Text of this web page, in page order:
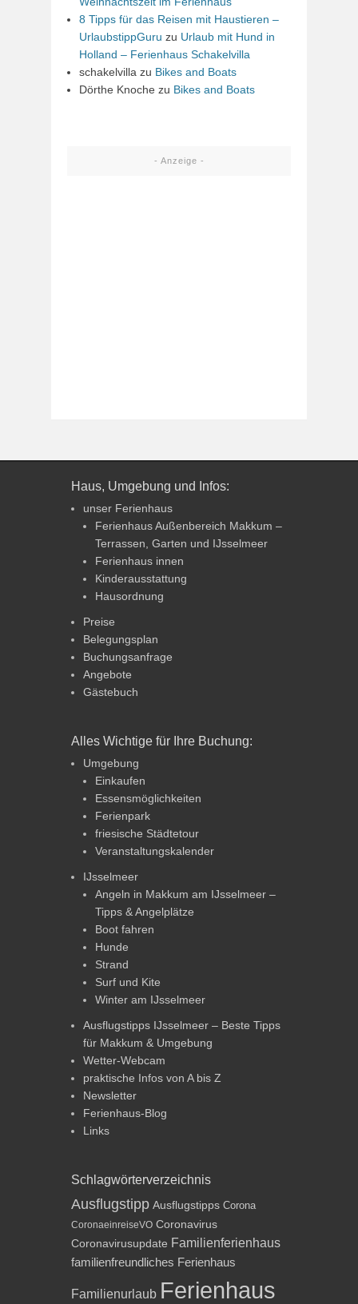
8 Tipps für das Reisen mit Haustieren –
UrlaubstippGuru zu Urlaub mit Hund in
Holland – Ferienhaus Schakelvilla
schakelvilla zu Bikes and Boats
Dörthe Knoche zu Bikes and Boats
- Anzeige -
Haus, Umgebung und Infos:
unser Ferienhaus
Ferienhaus Außenbereich Makkum –
Terrassen, Garten und IJsselmeer
Ferienhaus innen
Kinderausstattung
Hausordnung
Preise
Belegungsplan
Buchungsanfrage
Angebote
Gästebuch
Alles Wichtige für Ihre Buchung:
Umgebung
Einkaufen
Essensmöglichkeiten
Ferienpark
friesische Städtetour
Veranstaltungskalender
IJsselmeer
Angeln in Makkum am IJsselmeer –
Tipps & Angelplätze
Boot fahren
Hunde
Strand
Surf und Kite
Winter am IJsselmeer
Ausflugstipps IJsselmeer – Beste Tipps
für Makkum & Umgebung
Wetter-Webcam
praktische Infos von A bis Z
Newsletter
Ferienhaus-Blog
Links
Schlagwörterverzeichnis
Ausflugstipp Ausflugstipps Corona
CoronaeinreiseVO Coronavirus
Coronavirusupdate Familienferienhaus
familienfreundliches Ferienhaus
Familienurlaub Ferienhaus